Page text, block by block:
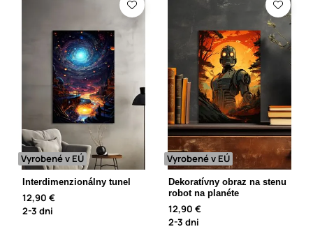
Vyrobené v EÚ
Interdimenzionálny tunel
12,90 €
2-3 dni
Vyrobené v EÚ
Dekoratívny obraz na stenu
robot na planéte
12,90 €
2-3 dni